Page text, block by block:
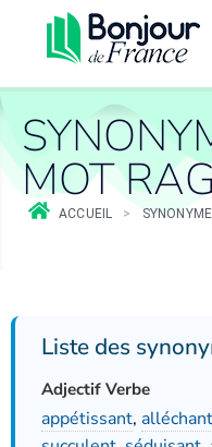
MOT
ACCUEIL >
Liste des
Adjectif Verbe
appétissant, alléchant